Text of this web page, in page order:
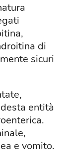
di
sicuri
entità
e vomito.